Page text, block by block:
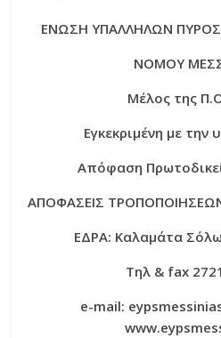
ΕΝΩΣΗ ΥΠΑΛΛΗΛΩΝ
ΝΟΜΟΥ
Μέλος της
Εγκεκριμένη με την
Απόφαση
ΑΠΟΦΑΣΕΙΣ
ΕΔΡΑ: Καλαμάτα
Τηλ & fax
e-mail: